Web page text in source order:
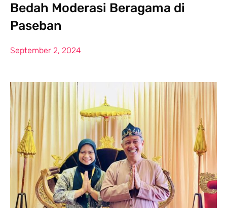
Bedah Moderasi Beragama di
Paseban
September 2, 2024